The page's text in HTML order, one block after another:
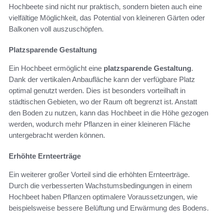
Hochbeete sind nicht nur praktisch, sondern bieten auch eine
vielfältige Möglichkeit, das Potential von kleineren Gärten oder
Balkonen voll auszuschöpfen.
Platzsparende Gestaltung
Ein Hochbeet ermöglicht eine platzsparende Gestaltung.
Dank der vertikalen Anbaufläche kann der verfügbare Platz
optimal genutzt werden. Dies ist besonders vorteilhaft in
städtischen Gebieten, wo der Raum oft begrenzt ist. Anstatt
den Boden zu nutzen, kann das Hochbeet in die Höhe gezogen
werden, wodurch mehr Pflanzen in einer kleineren Fläche
untergebracht werden können.
Erhöhte Ernteerträge
Ein weiterer großer Vorteil sind die erhöhten Ernteerträge.
Durch die verbesserten Wachstumsbedingungen in einem
Hochbeet haben Pflanzen optimalere Voraussetzungen, wie
beispielsweise bessere Belüftung und Erwärmung des Bodens.